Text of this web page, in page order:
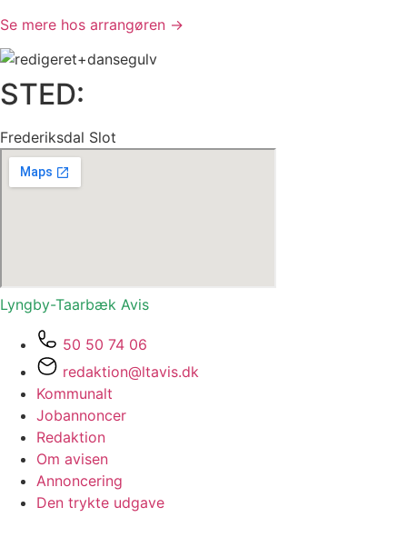
Se mere hos arrangøren →
STED:
Frederiksdal Slot
Lyngby-Taarbæk Avis
50 50 74 06
redaktion@ltavis.dk
Kommunalt
Jobannoncer
Redaktion
Om avisen
Annoncering
Den trykte udgave